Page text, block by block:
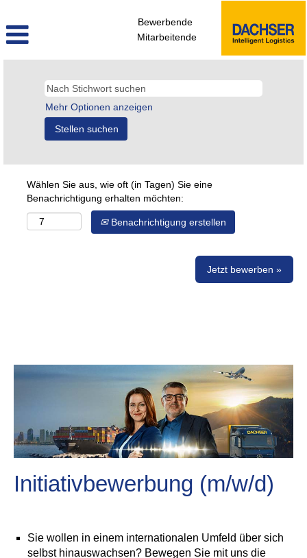
Bewerbende
Mitarbeitende
Mehr Optionen anzeigen
Wählen Sie aus, wie oft (in Tagen) Sie eine
Benachrichtigung erhalten möchten:
Benachrichtigung erstellen
Jetzt bewerben »
Initiativbewerbung (m/w/d)
Sie wollen in einem internationalen Umfeld über sich
selbst hinauswachsen? Bewegen Sie mit uns die